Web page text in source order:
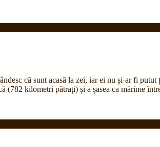
că sunt acasă la zei, iar ei nu și-ar fi
(782 kilometri pătrați) și a șasea ca mărime